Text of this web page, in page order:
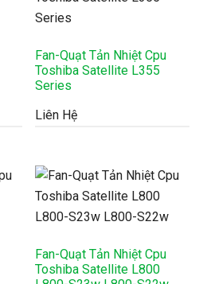
Fan-Quạt Tản Nhiệt Cpu
Toshiba Satellite L355
Series
Liên Hệ
Fan-Quạt Tản Nhiệt Cpu
Toshiba Satellite L800